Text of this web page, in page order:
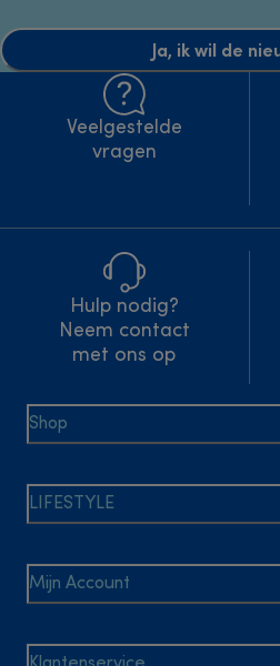
Ja, ik wil de
Veelgestelde
vragen
Hulp nodig?
Neem contact
met ons op
Shop
LIFESTYLE
Mijn Account